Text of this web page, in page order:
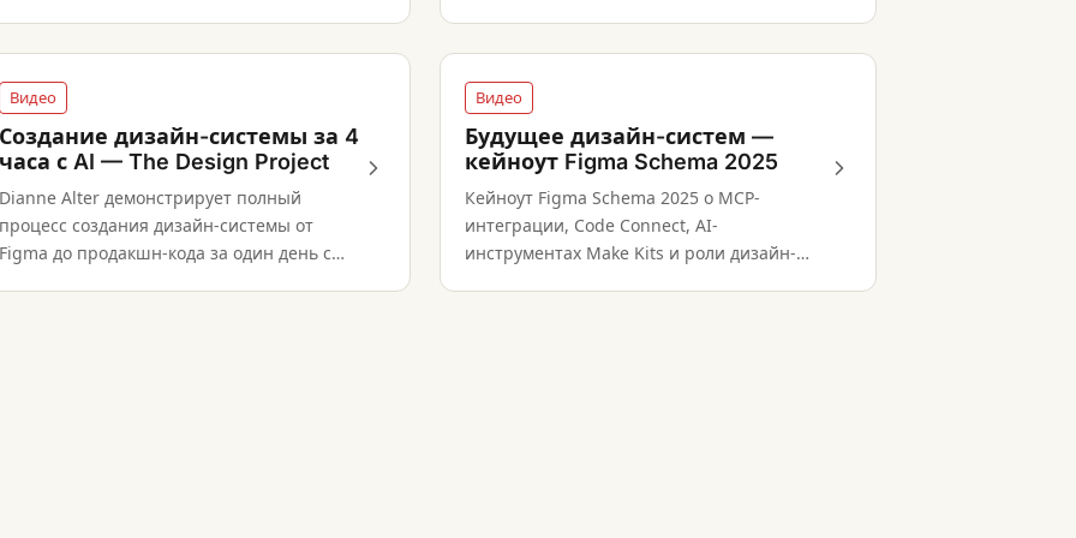
этапе.
Видео
Создание дизайн-системы за 4
часа с AI — The Design Project
Dianne Alter демонстрирует полный
процесс создания дизайн-системы от
Figma до продакшн-кода за один день с
Видео
Будущее дизайн-систем —
кейноут Figma Schema 2025
Кейноут Figma Schema 2025 о MCP-
интеграции, Code Connect, AI-
инструментах Make Kits и роли дизайн-